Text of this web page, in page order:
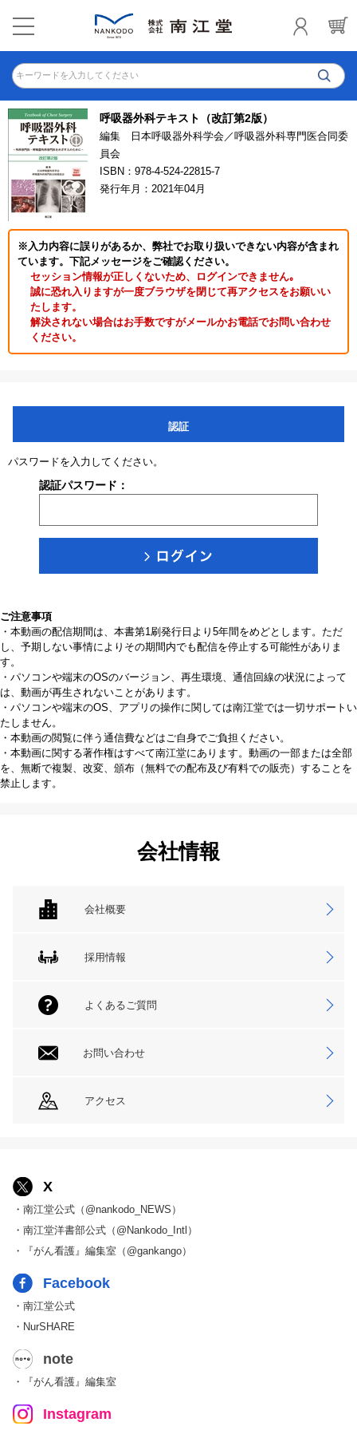
キーワードを入力してください
呼吸器外科テキスト（改訂第2版）
編集 日本呼吸器外科学会／呼吸器外科専門医合同委
員会
ISBN：978-4-524-22815-7
発行年月：2021年04月
※入力内容に誤りがあるか、弊社でお取り扱いできない内容が含まれ
ています。下記メッセージをご確認ください。
セッション情報が正しくないため、ログインできません｡
誠に恐れ入りますが一度ブラウザを閉じて再アクセスをお願いい
たします。
解決されない場合はお手数ですがメールかお電話でお問い合わせ
ください。
認証
パスワードを入力してください。
認証パスワード：
ご注意事項
・本動画の配信期間は、本書第1刷発行日より5年間をめどとします。ただ
し、予期しない事情によりその期間内でも配信を停止する可能性がありま
す。
・パソコンや端末のOSのバージョン、再生環境、通信回線の状況によって
は、動画が再生されないことがあります。
・パソコンや端末のOS、アプリの操作に関しては南江堂では一切サポートい
たしません。
・本動画の閲覧に伴う通信費などはご自身でご負担ください。
・本動画に関する著作権はすべて南江堂にあります。動画の一部または全部
を、無断で複製、改変、頒布（無料での配布及び有料での販売）することを
禁止します。
会社情報
会社概要
採用情報
よくあるご質問
お問い合わせ
アクセス
X
・南江堂公式（@nankodo_NEWS）
・南江堂洋書部公式（@Nankodo_Intl）
・『がん看護』編集室（@gankango）
Facebook
・南江堂公式
・NurSHARE
note
・『がん看護』編集室
Instagram